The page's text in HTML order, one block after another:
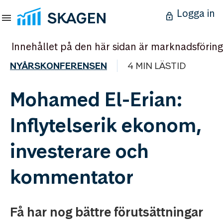
Logga in
Innehållet på den här sidan är marknadsföring
NYÅRSKONFERENSEN 4 MIN LÄSTID
Mohamed El-Erian:
Inflytelserik ekonom,
investerare och
kommentator
Få har nog bättre förutsättningar